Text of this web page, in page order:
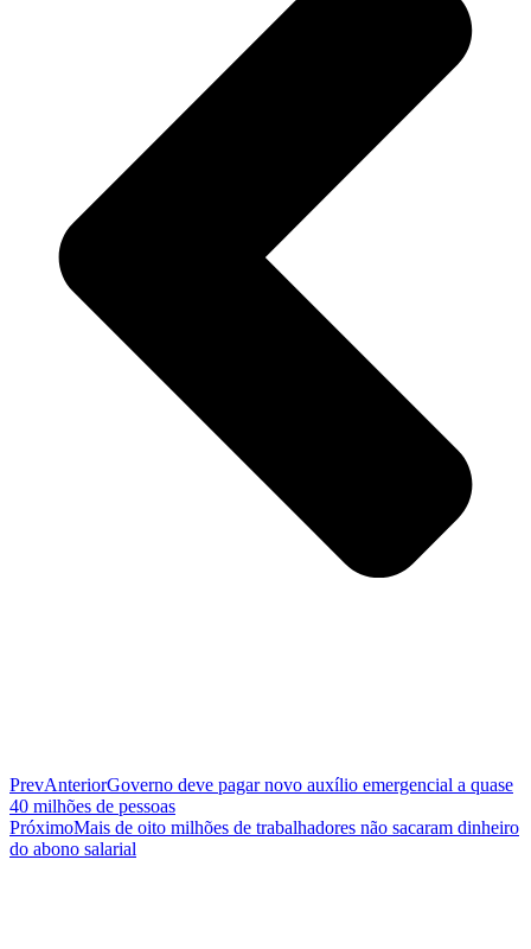
PrevAnteriorGoverno deve pagar novo auxílio emergencial a quase
40 milhões de pessoas
PróximoMais de oito milhões de trabalhadores não sacaram dinheiro
do abono salarial